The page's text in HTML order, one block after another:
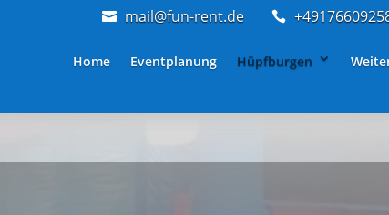
 mail@fun-rent.de 
Home Eventplanung Hüpfburgen